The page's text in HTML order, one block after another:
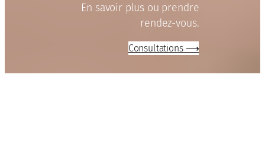
En savoir plus ou prendre
rendez-vous.
Consultations ⟶